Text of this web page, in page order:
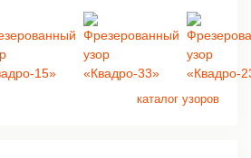
каталог узоров